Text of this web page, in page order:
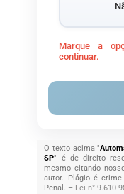
Marque a
continuar.
O texto acima "
SP" é de direito
mesmo citando
autor. Plágio é
Penal. – Lei n° 9.610-